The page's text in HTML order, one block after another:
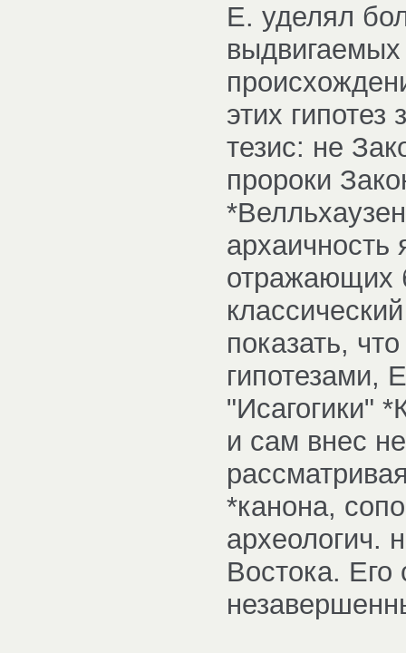
Е. уделял
выдвигаемых
этих
тезис: не
пророки
архаичность
отражающих
показать,
гипотезами,
"Исагогики"
и сам внес
*канона,
археологич.
Востока. Его